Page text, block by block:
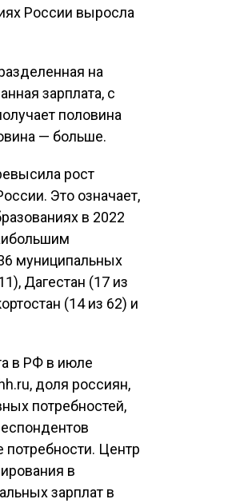
России выросла
на
зарплата, с
половина
— больше.
рост
Это означает,
в 2022
муниципальных
Дагестан (17 из
(14 из 62) и
в РФ в июле
доля россиян,
потребностей,
потребности. Центр
в
зарплат в